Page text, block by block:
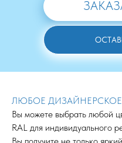
ЛЮБОЕ
Вы можете выбрать любой
RAL для индивидуального